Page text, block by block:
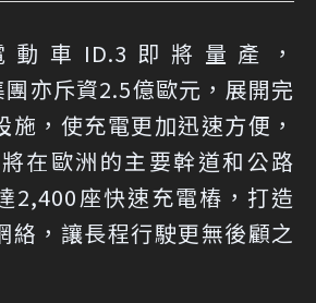
車ID.3即將量產，
亦斥資2.5億歐元，展開完
施，使充電更加迅速方便，
在歐洲的主要幹道和公路
2,400座快速充電樁，打造
絡，讓長程行駛更無後顧之